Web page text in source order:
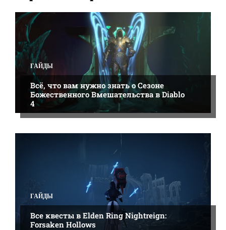
ИГРОВЫЕ МОДЫ
ИГРОВЫЕ ОБЗОРЫ НОВОСТИ
ПОДРОБНЕЕ
ГАЙДЫ
Всё, что вам нужно знать о Сезоне
Божественного Вмешательства в Diablo
4
ГАЙДЫ
Все квесты в Elden Ring Nightreign:
Forsaken Hollows